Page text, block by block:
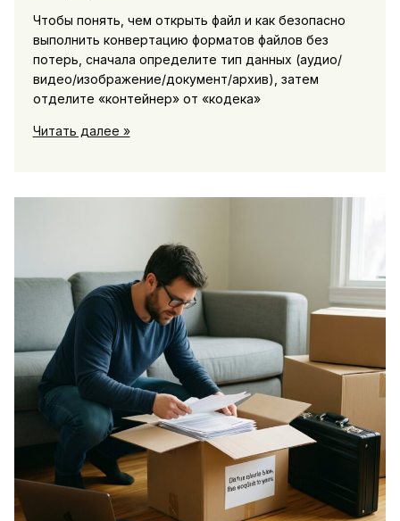
Чтобы понять, чем открыть файл и как безопасно
выполнить конвертацию форматов файлов без
потерь, сначала определите тип данных (аудио/
видео/изображение/документ/архив), затем
отделите «контейнер» от «кодека»
Форматы
потерь
справочник
Читать далее »